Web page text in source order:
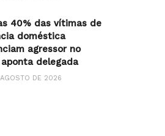
40% das vítimas de
doméstica
agressor no
aponta delegada
DE 2026